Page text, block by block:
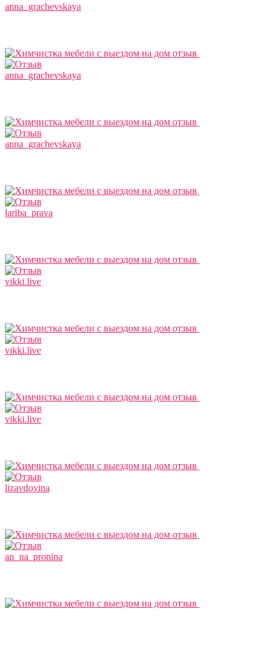
anna_grachevskaya
anna_grachevskaya
anna_grachevskaya
lariba_prava
vikki.live
vikki.live
vikki.live
lizavdovina
an_na_pronina